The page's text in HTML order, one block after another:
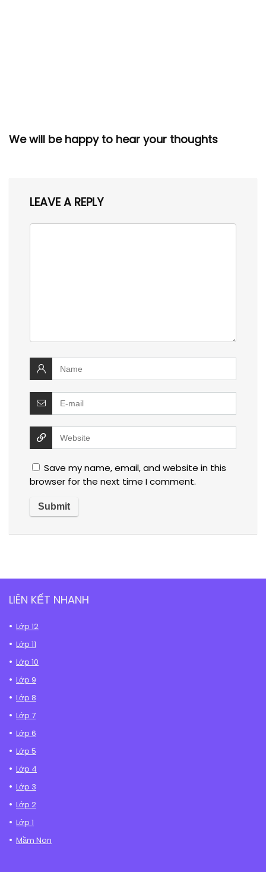
We will be happy to hear your thoughts
LEAVE A REPLY
Save my name, email, and website in this
browser for the next time I comment.
LIÊN KẾT NHANH
Lớp 12
Lớp 11
Lớp 10
Lớp 9
Lớp 8
Lớp 7
Lớp 6
Lớp 5
Lớp 4
Lớp 3
Lớp 2
Lớp 1
Mầm Non